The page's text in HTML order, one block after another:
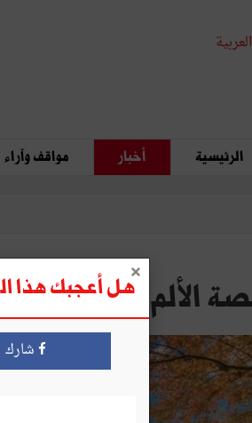
العربية
الرئيسية أخبار مواقف وآراء
هل أعجبك هذا
شارك